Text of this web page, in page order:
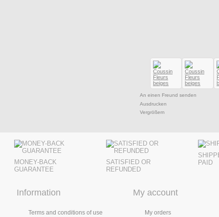
An einen Freund senden
Ausdrucken
Vergrößern
MONEY-BACK
GUARANTEE
SATISFIED OR
REFUNDED
PAID
Information
Terms and conditions of use
My account
My orders